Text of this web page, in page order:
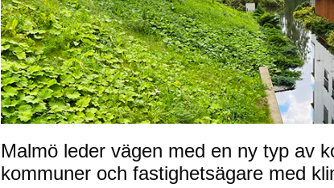
Malmö leder vägen med en ny typ av
kommuner och fastighetsägare med